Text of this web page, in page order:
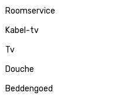
Roomservice
Kabel-tv
Tv
Douche
Beddengoed